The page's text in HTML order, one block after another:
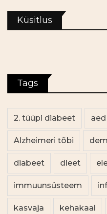
Küsitlus
Tags
2. tüüpi diabeet aed
Alzheimeri tõbi
diabeet dieet
immuunsüsteem
kasvaja kehakaal